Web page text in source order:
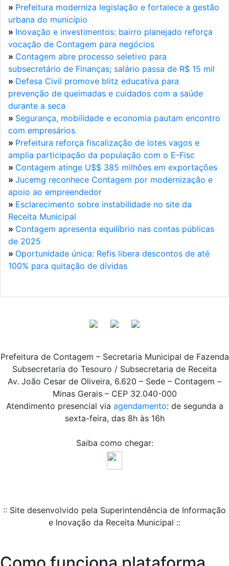
» Prefeitura moderniza legislação e fortalece a gestão
urbana do município
» Inovação e investimentos: bairro planejado reforça
vocação de Contagem para negócios
» Contagem abre processo seletivo para
subsecretário de Finanças; salário passa de R$ 15 mil
» Defesa Civil promove blitz educativa para
prevenção de queimadas e cuidados com a saúde
durante a seca
» Segurança, mobilidade e economia pautam encontro
com empresários
» Prefeitura reforça fiscalização de lotes vagos e
amplia participação da população com o E-Fisc
» Contagem atinge U$$ 385 milhões em exportações
» Jucemg reconhece Contagem por modernização e
apoio ao empreendedor
» Esclarecimento sobre instabilidade no site da
Receita Municipal
» Contagem apresenta equilíbrio nas contas públicas
de 2025
» Oportunidade única: Refis libera descontos de até
100% para quitação de dívidas
Prefeitura de Contagem – Secretaria Municipal de Fazenda
Subsecretaria do Tesouro / Subsecretaria de Receita
Av. João Cesar de Oliveira, 6.620 – Sede – Contagem –
Minas Gerais – CEP 32.040-000
Atendimento presencial via agendamento: de segunda a
sexta-feira, das 8h às 16h
Saiba como chegar:
:: Site desenvolvido pela Superintendência de Informação
e Inovação da Receita Municipal ::